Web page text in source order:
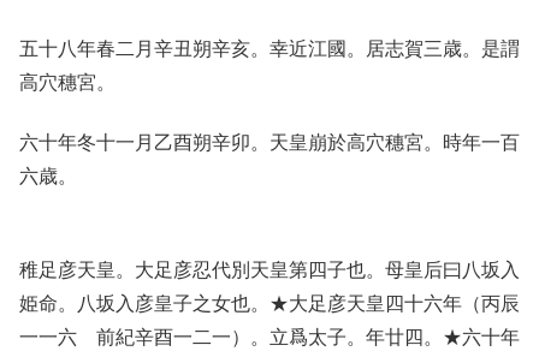
五十八年春二月辛丑朔辛亥。幸近江國。居志賀三歳。是謂
高穴穗宮。
六十年冬十一月乙酉朔辛卯。天皇崩於高穴穗宮。時年一百
六歳。
稚足彦天皇。大足彦忍代別天皇第四子也。母皇后曰八坂入
姫命。八坂入彦皇子之女也。★大足彦天皇四十六年（丙辰
一一六 前紀辛酉一二一）。立爲太子。年廿四。★六十年